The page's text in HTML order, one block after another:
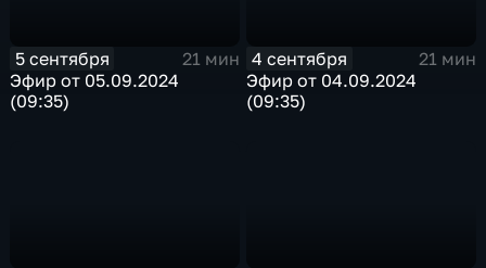
5 сентября
21 мин
Эфир от 05.09.2024
(09:35)
4 сентября
21 мин
Эфир от 04.09.2024
(09:35)